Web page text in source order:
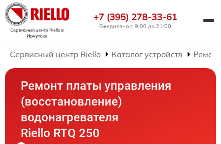
Сервисный центр Rielloв
Иркутске
+7 (395) 278-33-61
Ежедневно с 9:00 до 21:00
Сервисный центр Riello Каталог устройств
Ремонт платы управления
(восстановление)
водонагревателя
Riello RTQ 250